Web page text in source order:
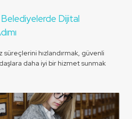
Dijital
hızlandırmak, güvenli
daha iyi bir hizmet sunmak